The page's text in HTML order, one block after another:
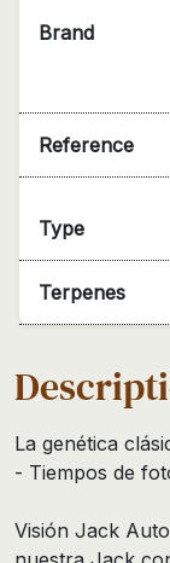
Brand
Reference
Type
Terpenes
La genética
- Tiempos de
Visión Jack